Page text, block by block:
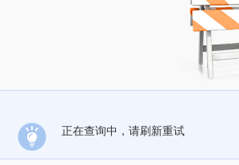
正在查询中，请刷新重试